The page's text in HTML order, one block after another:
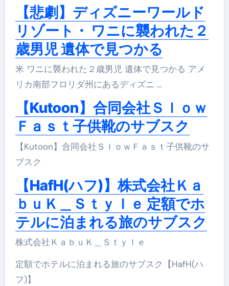
【悲劇】ディズニーワールド
リゾート・ ワニに襲われた２
歳男児 遺体で見つかる
米 ワニに襲われた２歳男児 遺体で見つかる アメ
リカ南部フロリダ州にあるディズニ …
【Kutoon】合同会社Ｓｌｏｗ
Ｆａｓｔ子供靴のサブスク
【Kutoon】合同会社ＳｌｏｗＦａｓｔ子供靴のサ
ブスク
【HafH(ハフ)】株式会社Ｋａ
ｂｕＫ＿Ｓｔｙｌｅ 定額でホ
テルに泊まれる旅のサブスク
株式会社ＫａｂｕＫ＿Ｓｔｙｌｅ
定額でホテルに泊まれる旅のサブスク【HafH(ハ
フ)】